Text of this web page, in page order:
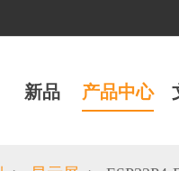
新品 产品中心